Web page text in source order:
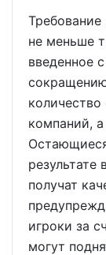
не меньше
введенное
компаний,
получат
игроки за
могут